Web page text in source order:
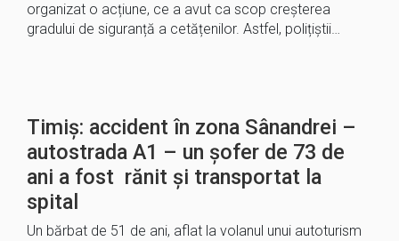
organizat o acțiune, ce a avut ca scop creșterea
gradului de siguranță a cetățenilor. Astfel, polițiștii…
Timiș: accident în zona Sânandrei –
autostrada A1 – un șofer de 73 de
ani a fost rănit și transportat la
spital
Un bărbat de 51 de ani, aflat la volanul unui autoturism